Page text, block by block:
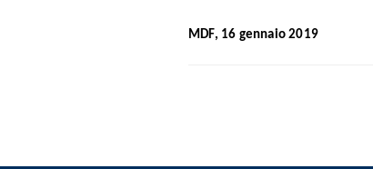
MDF, 16 gennaio 2019